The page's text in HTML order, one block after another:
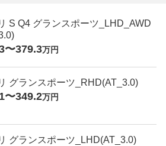
S Q4 グランスポーツ_LHD_AWD
〜379.3万円
グランスポーツ_RHD(AT_3.0)
〜349.2万円
グランスポーツ_LHD(AT_3.0)